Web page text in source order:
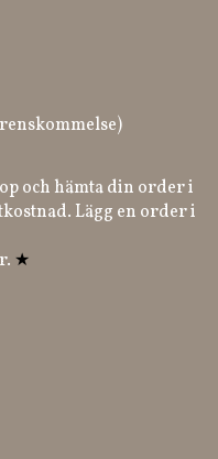
och hämta din order i
Lägg en order i
★